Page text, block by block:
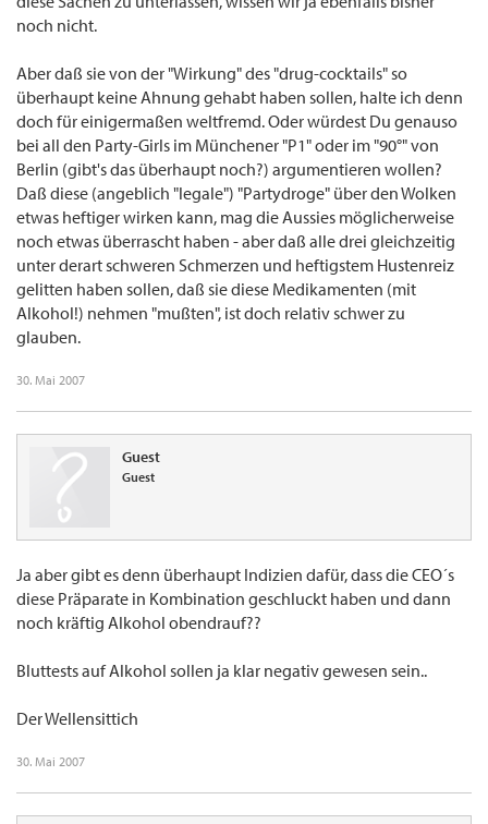
noch nicht.
Aber daß sie von der "Wirkung" des "drug-cocktails" so
überhaupt keine Ahnung gehabt haben sollen, halte ich denn
doch für einigermaßen weltfremd. Oder würdest Du genauso
bei all den Party-Girls im Münchener "P1" oder im "90°" von
Berlin (gibt's das überhaupt noch?) argumentieren wollen?
Daß diese (angeblich "legale") "Partydroge" über den Wolken
etwas heftiger wirken kann, mag die Aussies möglicherweise
noch etwas überrascht haben - aber daß alle drei gleichzeitig
unter derart schweren Schmerzen und heftigstem Hustenreiz
gelitten haben sollen, daß sie diese Medikamenten (mit
Alkohol!) nehmen "mußten", ist doch relativ schwer zu
glauben.
30. Mai 2007
Guest
Guest
Ja aber gibt es denn überhaupt Indizien dafür, dass die CEO´s
diese Präparate in Kombination geschluckt haben und dann
noch kräftig Alkohol obendrauf??
Bluttests auf Alkohol sollen ja klar negativ gewesen sein..
Der Wellensittich
30. Mai 2007